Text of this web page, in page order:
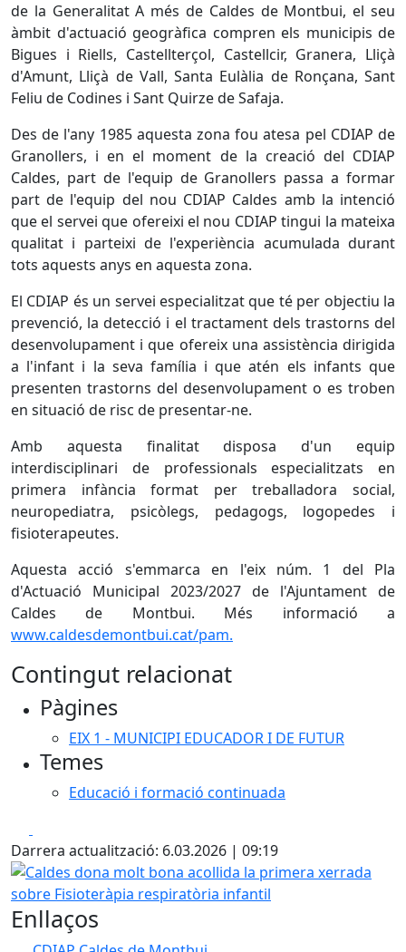
de la Generalitat A més de Caldes de Montbui, el seu
àmbit d'actuació geogràfica compren els municipis de
Bigues i Riells, Castellterçol, Castellcir, Granera, Lliçà
d'Amunt, Lliçà de Vall, Santa Eulàlia de Ronçana, Sant
Feliu de Codines i Sant Quirze de Safaja.
Des de l'any 1985 aquesta zona fou atesa pel CDIAP de
Granollers, i en el moment de la creació del CDIAP
Caldes, part de l'equip de Granollers passa a formar
part de l'equip del nou CDIAP Caldes amb la intenció
que el servei que ofereixi el nou CDIAP tingui la mateixa
qualitat i parteixi de l'experiència acumulada durant
tots aquests anys en aquesta zona.
El CDIAP és un servei especialitzat que té per objectiu la
prevenció, la detecció i el tractament dels trastorns del
desenvolupament i que ofereix una assistència dirigida
a l'infant i la seva família i que atén els infants que
presenten trastorns del desenvolupament o es troben
en situació de risc de presentar-ne.
Amb aquesta finalitat disposa d'un equip
interdisciplinari de professionals especialitzats en
primera infància format per treballadora social,
neuropediatra, psicòlegs, pedagogs, logopedes i
fisioterapeutes.
Aquesta acció s'emmarca en l'eix núm. 1 del Pla
d'Actuació Municipal 2023/2027 de l'Ajuntament de
Caldes de Montbui. Més informació a
www.caldesdemontbui.cat/pam.
Contingut relacionat
Pàgines
EIX 1 - MUNICIPI EDUCADOR I DE FUTUR
Temes
Educació i formació continuada
Darrera actualització: 6.03.2026 | 09:19
Caldes dona molt bona acollida la primera xerrada
Enllaços